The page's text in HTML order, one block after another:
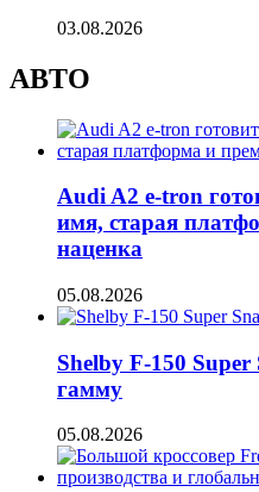
03.08.2026
АВТО
Audi A2 e-tron
имя, старая
наценка
05.08.2026
Shelby F-150 Super
гамму
05.08.2026